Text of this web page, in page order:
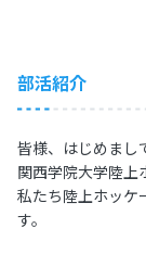
部活紹介
皆様、はじめまし
関西学院大学陸上
私たち陸上ホッケ
す。